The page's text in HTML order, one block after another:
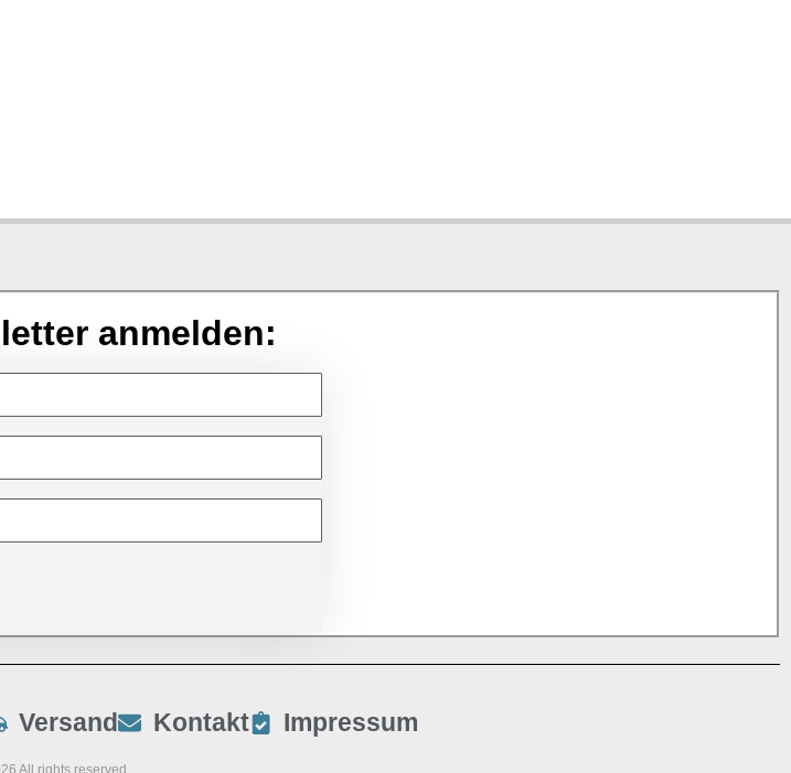
anmelden:
Versand Kontakt Impressum